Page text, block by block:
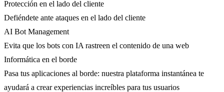
Protección en el lado del cliente
Defiéndete ante ataques en el lado del cliente
AI Bot Management
Evita que los bots con IA rastreen el contenido de una web
Informática en el borde
Pasa tus aplicaciones al borde: nuestra plataforma instantánea te
ayudará a crear experiencias increíbles para tus usuarios